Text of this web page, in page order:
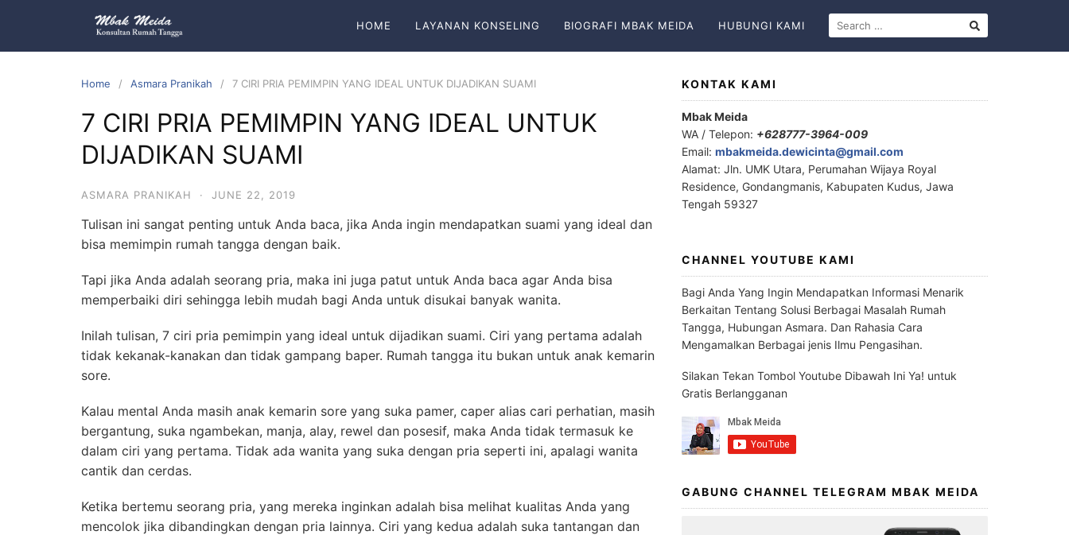
HOME LAYANAN KONSELING BIOGRAFI MBAK MEIDA HUBUNGI KAMI
Home Asmara Pranikah 7 CIRI PRIA PEMIMPIN YANG IDEAL UNTUK DIJADIKAN SUAMI
7 CIRI PRIA PEMIMPIN YANG IDEAL UNTUK
DIJADIKAN SUAMI
ASMARA PRANIKAH · JUNE 22, 2019
Tulisan ini sangat penting untuk Anda baca, jika Anda ingin mendapatkan suami yang ideal dan
bisa memimpin rumah tangga dengan baik.
Tapi jika Anda adalah seorang pria, maka ini juga patut untuk Anda baca agar Anda bisa
memperbaiki diri sehingga lebih mudah bagi Anda untuk disukai banyak wanita.
Inilah tulisan, 7 ciri pria pemimpin yang ideal untuk dijadikan suami. Ciri yang pertama adalah
tidak kekanak-kanakan dan tidak gampang baper. Rumah tangga itu bukan untuk anak kemarin
sore.
Kalau mental Anda masih anak kemarin sore yang suka pamer, caper alias cari perhatian, masih
bergantung, suka ngambekan, manja, alay, rewel dan posesif, maka Anda tidak termasuk ke
dalam ciri yang pertama. Tidak ada wanita yang suka dengan pria seperti ini, apalagi wanita
cantik dan cerdas.
Ketika bertemu seorang pria, yang mereka inginkan adalah bisa melihat kualitas Anda yang
mencolok jika dibandingkan dengan pria lainnya. Ciri yang kedua adalah suka tantangan dan
KONTAK KAMI
Mbak Meida
WA / Telepon: +628777-3964-009
Email: mbakmeida.dewicinta@gmail.com
Alamat: Jln. UMK Utara, Perumahan Wijaya Royal
Residence, Gondangmanis, Kabupaten Kudus, Jawa
Tengah 59327
CHANNEL YOUTUBE KAMI
Bagi Anda Yang Ingin Mendapatkan Informasi Menarik
Berkaitan Tentang Solusi Berbagai Masalah Rumah
Tangga, Hubungan Asmara. Dan Rahasia Cara
Mengamalkan Berbagai jenis Ilmu Pengasihan.
Silakan Tekan Tombol Youtube Dibawah Ini Ya! untuk
Gratis Berlangganan
GABUNG CHANNEL TELEGRAM MBAK MEIDA